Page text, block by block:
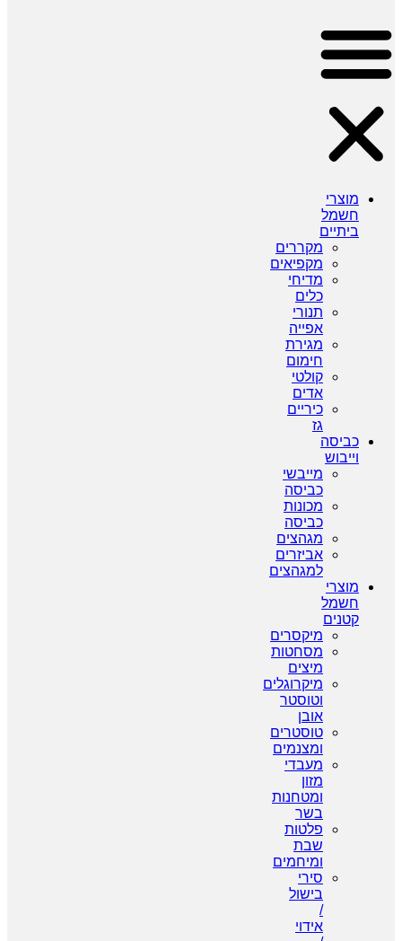
מוצרי
חשמל
ביתיים
מקררים
מקפיאים
מדיחי
כלים
תנורי
אפייה
מגירת
חימום
קולטי
אדים
כיריים
גז
כביסה
וייבוש
מייבשי
כביסה
מכונות
כביסה
מגהצים
אביזרים
למגהצים
מוצרי
חשמל
קטנים
מיקסרים
מסחטות
מיצים
מיקרוגלים
וטוסטר
אובן
טוסטרים
ומצנמים
מעבדי
מזון
ומטחנות
בשר
פלטות
שבת
ומיחמים
סירי
בישול
/
אידוי